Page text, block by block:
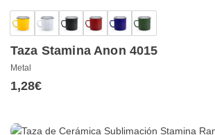
Taza Stamina Anon 4015
Metal
1,28€